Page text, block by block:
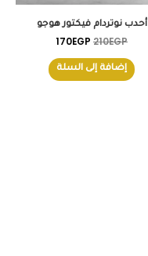
أحدب نوتردام فيكتور هوجو
210EGP
170EGP
إضافة إلى السلة